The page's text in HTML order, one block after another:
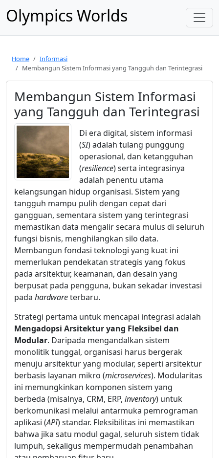
Olympics Worlds
Home
Informasi
Membangun Sistem Informasi yang Tangguh dan Terintegrasi
Membangun Sistem Informasi
yang Tangguh dan Terintegrasi
Di era digital, sistem informasi
(SI) adalah tulang punggung
operasional, dan ketangguhan
(resilience) serta integrasinya
adalah penentu utama
kelangsungan hidup organisasi. Sistem yang
tangguh mampu pulih dengan cepat dari
gangguan, sementara sistem yang terintegrasi
memastikan data mengalir secara mulus di seluruh
fungsi bisnis, menghilangkan silo data.
Membangun fondasi teknologi yang kuat ini
memerlukan pendekatan strategis yang fokus
pada arsitektur, keamanan, dan desain yang
berpusat pada pengguna, bukan sekadar investasi
pada hardwareterbaru.
Strategi pertama untuk mencapai integrasi adalah
Mengadopsi Arsitektur yang Fleksibel dan
Modular. Daripada mengandalkan sistem
monolitik tunggal, organisasi harus bergerak
menuju arsitektur yang modular, seperti arsitektur
berbasis layanan mikro (microservices). Modularitas
ini memungkinkan komponen sistem yang
berbeda (misalnya, CRM, ERP, inventory) untuk
berkomunikasi melalui antarmuka pemrograman
aplikasi (API) standar. Fleksibilitas ini memastikan
bahwa jika satu modul gagal, seluruh sistem tidak
lumpuh, sekaligus mempermudah penambahan